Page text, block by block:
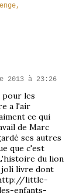
2013 à 23:26
pour les
a l'air
ce qui
de Marc
ses autres
que c'est
du lion
joli livre dont
http://little-
enfants-